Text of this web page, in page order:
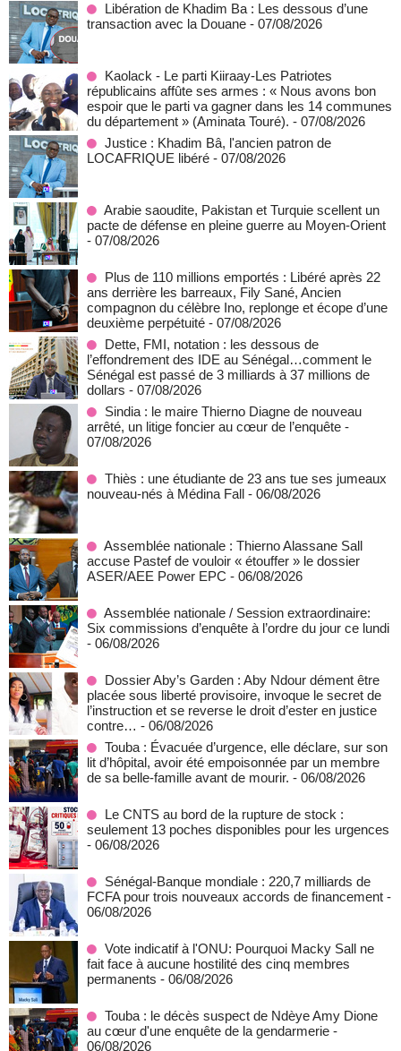
Libération de Khadim Ba : Les dessous d’une
transaction avec la Douane - 07/08/2026
Kaolack - Le parti Kiiraay-Les Patriotes
républicains affûte ses armes : « Nous avons bon
espoir que le parti va gagner dans les 14 communes
du département » (Aminata Touré). - 07/08/2026
Justice : Khadim Bâ, l'ancien patron de
LOCAFRIQUE libéré - 07/08/2026
Arabie saoudite, Pakistan et Turquie scellent un
pacte de défense en pleine guerre au Moyen-Orient
- 07/08/2026
Plus de 110 millions emportés : Libéré après 22
ans derrière les barreaux, Fily Sané, Ancien
compagnon du célèbre Ino, replonge et écope d’une
deuxième perpétuité - 07/08/2026
Dette, FMI, notation : les dessous de
l’effondrement des IDE au Sénégal…comment le
Sénégal est passé de 3 milliards à 37 millions de
dollars - 07/08/2026
Sindia : le maire Thierno Diagne de nouveau
arrêté, un litige foncier au cœur de l’enquête -
07/08/2026
Thiès : une étudiante de 23 ans tue ses jumeaux
nouveau-nés à Médina Fall - 06/08/2026
Assemblée nationale : Thierno Alassane Sall
accuse Pastef de vouloir « étouffer » le dossier
ASER/AEE Power EPC - 06/08/2026
Assemblée nationale / Session extraordinaire:
Six commissions d’enquête à l’ordre du jour ce lundi
- 06/08/2026
Dossier Aby’s Garden : Aby Ndour dément être
placée sous liberté provisoire, invoque le secret de
l’instruction et se reverse le droit d’ester en justice
contre… - 06/08/2026
Touba : Évacuée d’urgence, elle déclare, sur son
lit d’hôpital, avoir été empoisonnée par un membre
de sa belle-famille avant de mourir. - 06/08/2026
Le CNTS au bord de la rupture de stock :
seulement 13 poches disponibles pour les urgences
- 06/08/2026
Sénégal-Banque mondiale : 220,7 milliards de
FCFA pour trois nouveaux accords de financement -
06/08/2026
Vote indicatif à l'ONU: Pourquoi Macky Sall ne
fait face à aucune hostilité des cinq membres
permanents - 06/08/2026
Touba : le décès suspect de Ndèye Amy Dione
au cœur d'une enquête de la gendarmerie -
06/08/2026